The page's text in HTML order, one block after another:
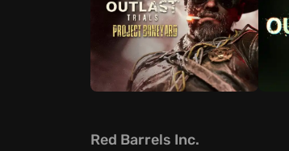
Red Barrels Inc.